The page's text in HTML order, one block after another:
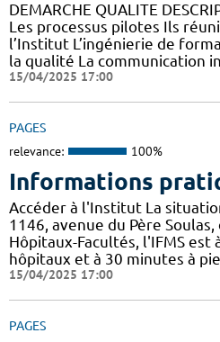
DEMARCHE QUALITE
Les processus pilotes Ils
l’Institut L’ingénierie de
la qualité La communication
15/04/2025 17:00
PAGES
relevance: 100%
Informations
Accéder à l'Institut La
1146, avenue du Père
Hôpitaux-Facultés, l'IFMS est
hôpitaux et à 30 minutes à
15/04/2025 17:00
PAGES